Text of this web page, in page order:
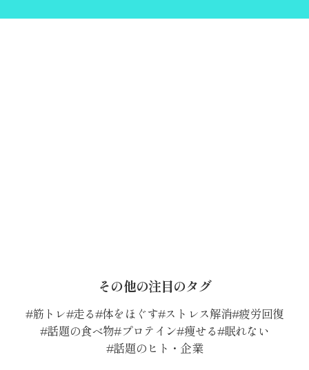
その他の注目のタグ
筋トレ 走る 体をほぐす ストレス解消 疲労回復
話題の食べ物 プロテイン 痩せる 眠れない
話題のヒト・企業